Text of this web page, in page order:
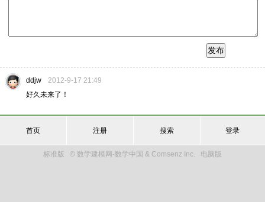
发布
ddjw
2012-9-17 21:49
好久未来了！
首页 注册 搜索 登录
标准版 © 数学建模网-数学中国 & Comsenz Inc. 电脑版